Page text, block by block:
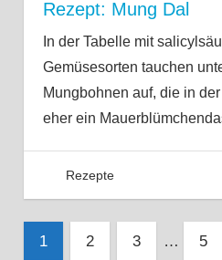
Rezept: Mung Dal
In der Tabelle mit
Gemüsesorten tauchen
Mungbohnen auf, die in
eher ein
Rezepte
1 2 3 … 5